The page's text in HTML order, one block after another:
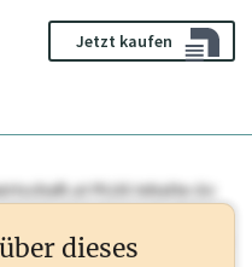
Jetzt kaufen
PLUS Inhaltedie
Sie dieses Profil frei
zu sehen. wirtschaft.at PLUS
dieses